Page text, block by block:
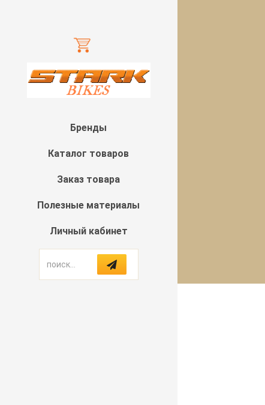
Бренды
Каталог товаров
Заказ товара
Полезные материалы
Личный кабинет